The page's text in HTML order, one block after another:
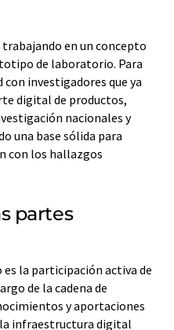
en un concepto
de laboratorio. Para
investigadores que ya
digital de productos,
nacionales y
una base sólida para
con los hallazgos
partes
la participación activa de
de la cadena de
y aportaciones
infraestructura digital